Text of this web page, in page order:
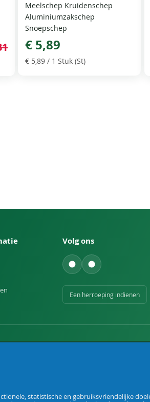
Meelschep Kruidenschep
Aluminiumzakschep
Snoepschep
€ 5,89
€ 5,89 / 1 Stuk (St)
Volg ons
Een herroeping indienen
statistische en gebruiksvriendelijke